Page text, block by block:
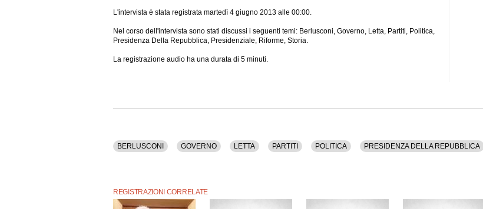
L'intervista è stata registrata martedì 4 giugno 2013 alle 00:00.
Nel corso dell'intervista sono stati discussi i seguenti temi: Berlusconi, Governo, Letta, Partiti, Politica,
Presidenza Della Repubblica, Presidenziale, Riforme, Storia.
La registrazione audio ha una durata di 5 minuti.
BERLUSCONI GOVERNO LETTA PARTITI POLITICA PRESIDENZA DELLA REPUBBLICA
REGISTRAZIONI CORRELATE